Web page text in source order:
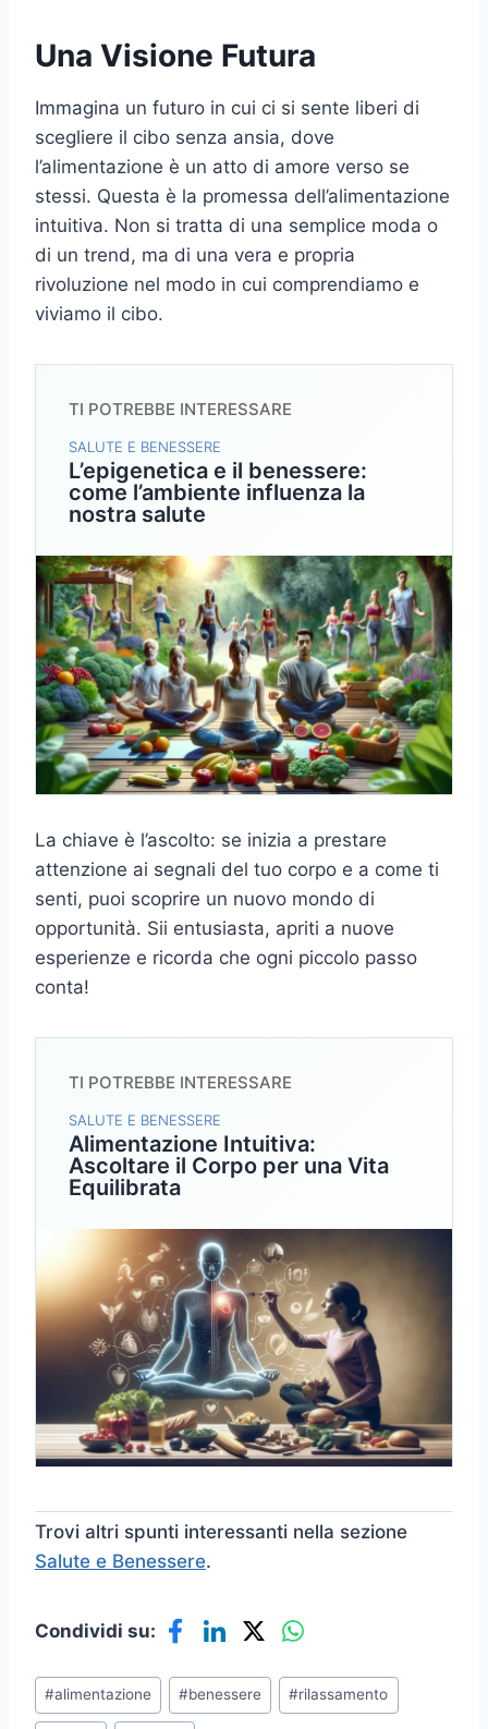
Una Visione Futura
Immagina un futuro in cui ci si sente liberi di
scegliere il cibo senza ansia, dove
l’alimentazione è un atto di amore verso se
stessi. Questa è la promessa dell’alimentazione
intuitiva. Non si tratta di una semplice moda o
di un trend, ma di una vera e propria
rivoluzione nel modo in cui comprendiamo e
viviamo il cibo.
TI POTREBBE INTERESSARE
SALUTE E BENESSERE
L’epigenetica e il benessere:
come l’ambiente influenza la
nostra salute
La chiave è l’ascolto: se inizia a prestare
attenzione ai segnali del tuo corpo e a come ti
senti, puoi scoprire un nuovo mondo di
opportunità. Sii entusiasta, apriti a nuove
esperienze e ricorda che ogni piccolo passo
conta!
TI POTREBBE INTERESSARE
SALUTE E BENESSERE
Alimentazione Intuitiva:
Ascoltare il Corpo per una Vita
Equilibrata
Trovi altri spunti interessanti nella sezione
Salute e Benessere.
Condividi su:
Tag
articolo:
#alimentazione #benessere #rilassamento